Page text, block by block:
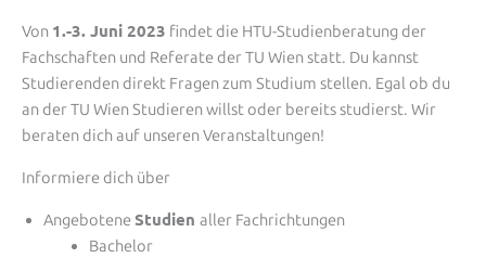
Von 1.-3. Juni 2023 findet die HTU-Studienberatung der
Fachschaften und Referate der TU Wien statt. Du kannst
Studierenden direkt Fragen zum Studium stellen. Egal ob du
an der TU Wien Studieren willst oder bereits studierst. Wir
beraten dich auf unseren Veranstaltungen!
Informiere dich über
Angebotene Studien aller Fachrichtungen
Bachelor